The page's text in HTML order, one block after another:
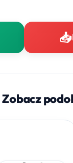
📥
Zobacz